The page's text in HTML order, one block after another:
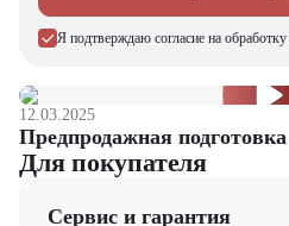
Я подтверждаю согласие на обработку
12.03.2025
Предпродажная подготовка
Для покупателя
Сервис и гарантия